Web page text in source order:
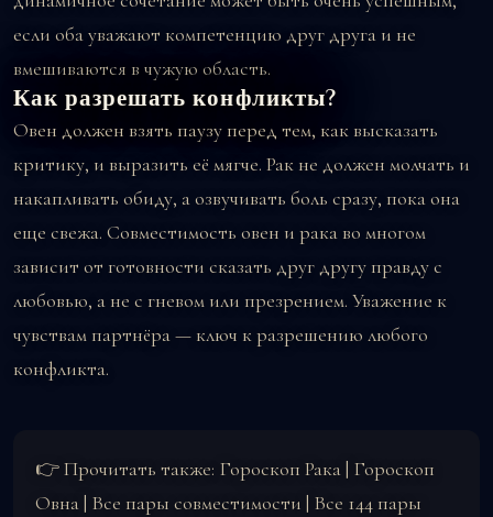
если оба уважают компетенцию друг друга и не
вмешиваются в чужую область.
Как разрешать конфликты?
Овен должен взять паузу перед тем, как высказать
критику, и выразить её мягче. Рак не должен молчать и
накапливать обиду, а озвучивать боль сразу, пока она
еще свежа. Совместимость овен и рака во многом
зависит от готовности сказать друг другу правду с
любовью, а не с гневом или презрением. Уважение к
чувствам партнёра — ключ к разрешению любого
конфликта.
👉 Прочитать также: Гороскоп Рака| Гороскоп
Овна| Все пары совместимости | Все 144 пары